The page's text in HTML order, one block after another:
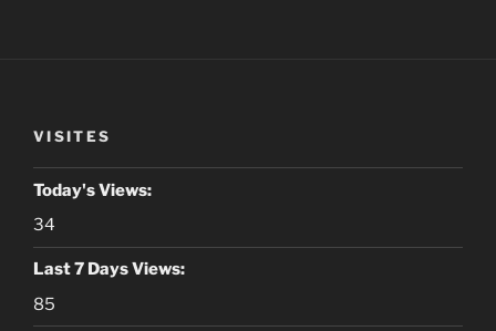
VISITES
Today's Views:
34
Last 7 Days Views:
85